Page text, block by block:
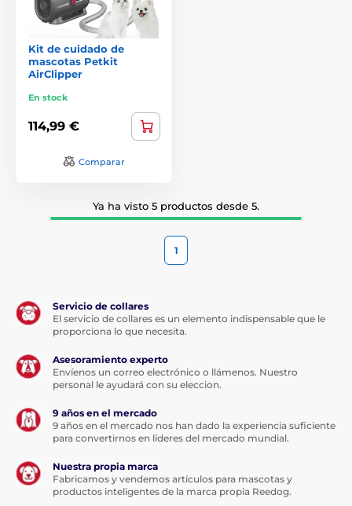
Kit de cuidado de
mascotas Petkit
AirClipper
En stock
114,99 €
Comparar
Ya ha visto 5 productos desde 5.
1
Servicio de collares
El servicio de collares es un elemento indispensable que le
proporciona lo que necesita.
Asesoramiento experto
Envíenos un correo electrónico o llámenos. Nuestro
personal le ayudará con su eleccion.
9 años en el mercado
9 años en el mercado nos han dado la experiencia suficiente
para convertirnos en líderes del mercado mundial.
Nuestra propia marca
Fabricamos y vendemos artículos para mascotas y
productos inteligentes de la marca propia Reedog.